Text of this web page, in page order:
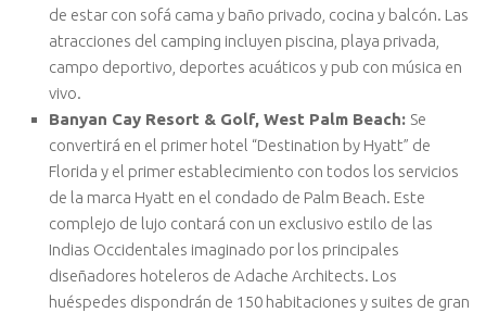
de estar con sofá cama y baño privado, cocina y balcón. Las
atracciones del camping incluyen piscina, playa privada,
campo deportivo, deportes acuáticos y pub con música en
vivo.
Banyan Cay Resort & Golf, West Palm Beach: Se
convertirá en el primer hotel “Destination by Hyatt” de
Florida y el primer establecimiento con todos los servicios
de la marca Hyatt en el condado de Palm Beach. Este
complejo de lujo contará con un exclusivo estilo de las
Indias Occidentales imaginado por los principales
diseñadores hoteleros de Adache Architects. Los
huéspedes dispondrán de 150 habitaciones y suites de gran